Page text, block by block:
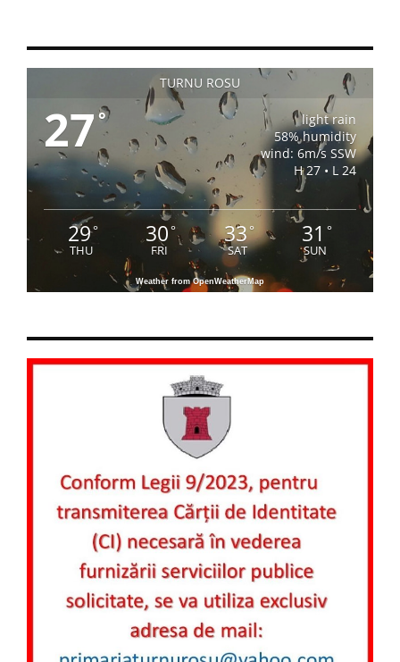
TURNU ROSU
27°
light rain
58% humidity
wind: 6m/s SSW
H 27 • L 24
29°
THU
30°
FRI
33°
SAT
31 °
SUN
Weather from OpenWeatherMap